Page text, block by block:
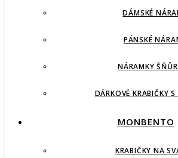
DÁMSKÉ
PÁNSKÉ
NÁRAMKY
DÁRKOVÉ KRABIČKY
MONBENTO
KRABIČKY NA